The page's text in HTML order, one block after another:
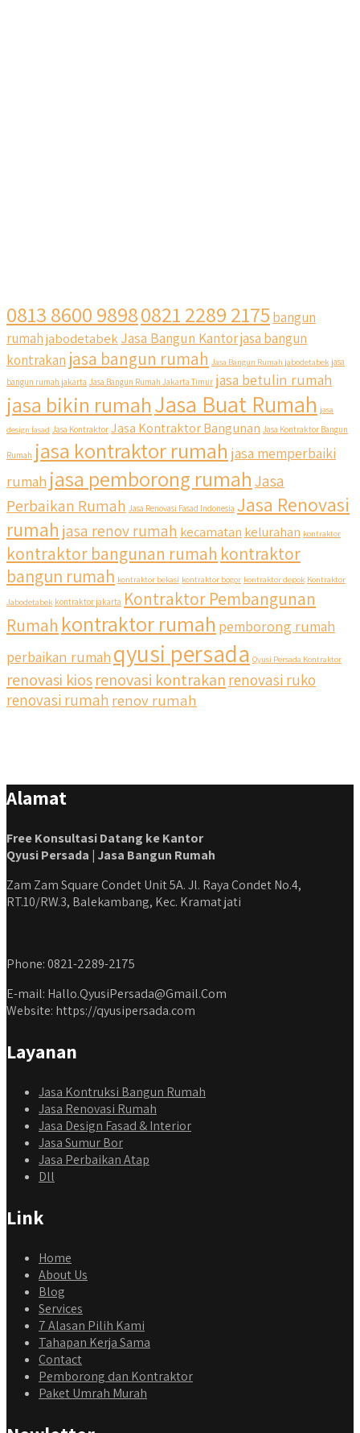
0813 8600 98980821 2289 2175 bangun
rumahjabodetabek Jasa Bangun Kantorjasa bangun
kontrakan jasa bangun rumah Jasa Bangun Rumah jabodetabek jasa
bangun rumah jakarta Jasa Bangun Rumah Jakarta Timur jasa betulin rumah
jasa bikin rumahJasa Buat Rumah jasa
design fasad Jasa Kontraktor Jasa Kontraktor Bangunan Jasa Kontraktor Bangun
Rumah jasa kontraktor rumah jasa memperbaiki
rumah jasa pemborong rumahJasa
Perbaikan Rumah Jasa Renovasi Fasad Indonesia Jasa Renovasi
rumah jasa renov rumah kecamatan kelurahan kontraktor
kontraktor bangunan rumah kontraktor
bangun rumah kontraktor bekasi kontraktor bogor kontraktor depok Kontraktor
Jabodetabek kontraktor jakarta Kontraktor Pembangunan
Rumah kontraktor rumah pemborong rumah
perbaikan rumah qyusi persada Qyusi Persada Kontraktor
renovasi kiosrenovasi kontrakanrenovasi ruko
renovasi rumah renov rumah
Alamat
Free Konsultasi Datang ke Kantor
Qyusi Persada | Jasa Bangun Rumah
Zam Zam Square Condet Unit 5A. Jl. Raya Condet No.4,
RT.10/RW.3, Balekambang, Kec. Kramat jati
Phone: 0821-2289-2175
E-mail: Hallo.QyusiPersada@Gmail.Com
Website: https://qyusipersada.com
Layanan
Jasa Kontruksi Bangun Rumah
Jasa Renovasi Rumah
Jasa Design Fasad & Interior
Jasa Sumur Bor
Jasa Perbaikan Atap
Dll
Link
Home
About Us
Blog
Services
7 Alasan Pilih Kami
Tahapan Kerja Sama
Contact
Pemborong dan Kontraktor
Paket Umrah Murah